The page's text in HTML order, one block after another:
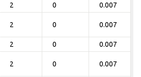
2 0 0.007
2 0 0.007
2 0 0.007
2 0 0.007